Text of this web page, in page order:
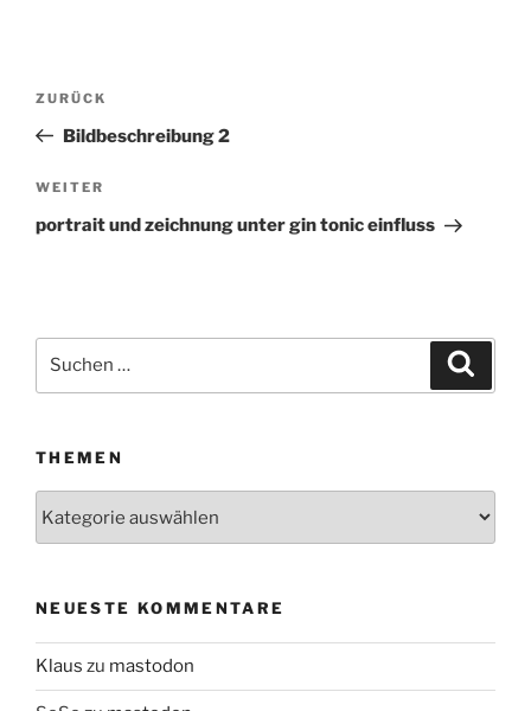
Beitragsnavigation
Vorheriger
Beitrag
ZURÜCK
Bildbeschreibung 2
Nächster
Beitrag
WEITER
portrait und zeichnung unter gin tonic einfluss
Suchen
THEMEN
NEUESTE KOMMENTARE
Klaus zu mastodon